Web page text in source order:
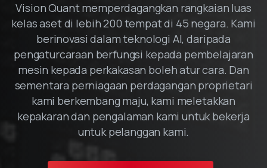
Vision Quant memperdagangkan rangkaian luas
kelas aset di lebih 200 tempat di 45 negara. Kami
berinovasi dalam teknologi AI, daripada
pengaturcaraan berfungsi kepada pembelajaran
mesin kepada perkakasan boleh atur cara. Dan
sementara perniagaan perdagangan proprietari
kami berkembang maju, kami meletakkan
kepakaran dan pengalaman kami untuk bekerja
untuk pelanggan kami.